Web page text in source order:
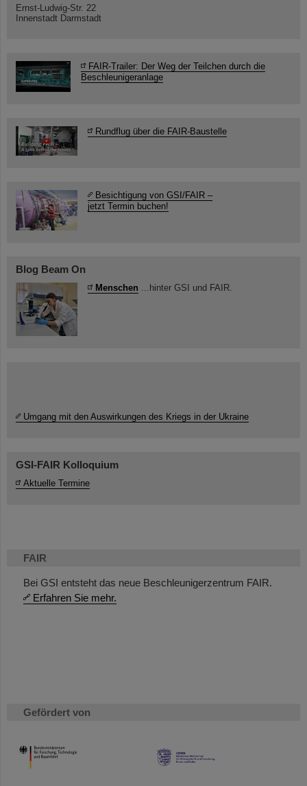
FAIR
Bei GSI entsteht das neue Beschleunigerzentrum FAIR.
Erfahren Sie mehr.
Gefördert von
HMWK
Ernst-Ludwig-Str. 22
Innenstadt Darmstadt
FAIR-Trailer: Der Weg der Teilchen durch die
Beschleunigeranlage
Rundflug über die FAIR-Baustelle
Besichtigung von GSI/FAIR –
jetzt Termin buchen!
Blog Beam On
Menschen ...hinter GSI und FAIR.
Umgang mit den Auswirkungen des Kriegs in der Ukraine
GSI-FAIR Kolloquium
Aktuelle Termine